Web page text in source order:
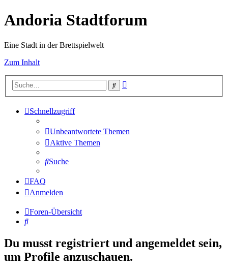
Andoria Stadtforum
Eine Stadt in der Brettspielwelt
Zum Inhalt
Suche
Schnellzugriff
Unbeantwortete Themen
Aktive Themen
Suche
FAQ
Anmelden
Foren-Übersicht
Suche
Du musst registriert und angemeldet sein,
um Profile anzuschauen.